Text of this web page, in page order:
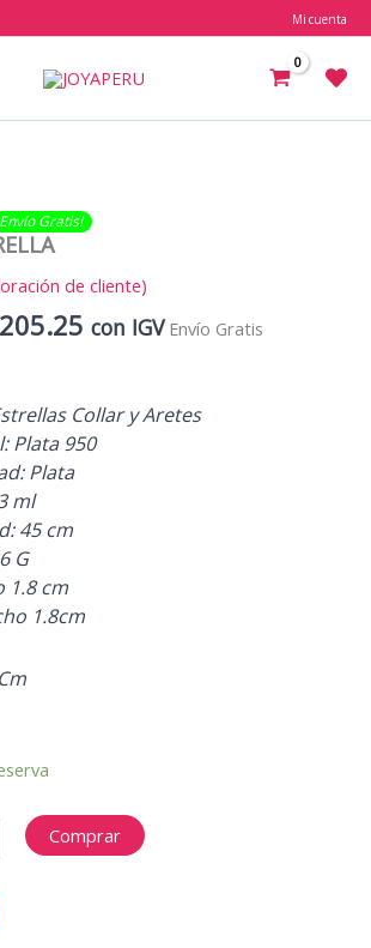
Mi cuenta
Envío Gratis​​​!
de cliente)
205.25 El
es:
S/205.25.
con IGV Envío Gratis
Collar y Aretes
Plata 950
Plata
ml
45 cm
G
1.8 cm
1.8cm
Comprar